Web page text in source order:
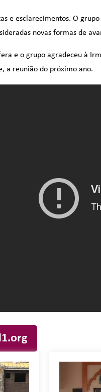
e esclarecimentos. O
novas formas de
e o grupo agradeceu à
a reunião do próximo ano.